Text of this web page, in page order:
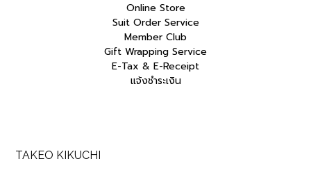
Online Store
Suit Order Service
Member Club
Gift Wrapping Service
E-Tax & E-Receipt
แจ้งชำระเงิน
TAKEO KIKUCHI